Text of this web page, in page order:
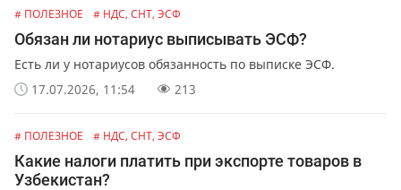
# ПОЛЕЗНОЕ # НДС, СНТ, ЭСФ
Обязан ли нотариус выписывать ЭСФ?
Есть ли у нотариусов обязанность по выписке ЭСФ.
17.07.2026, 11:54
213
# ПОЛЕЗНОЕ # НДС, СНТ, ЭСФ
Какие налоги платить при экспорте товаров в
Узбекистан?